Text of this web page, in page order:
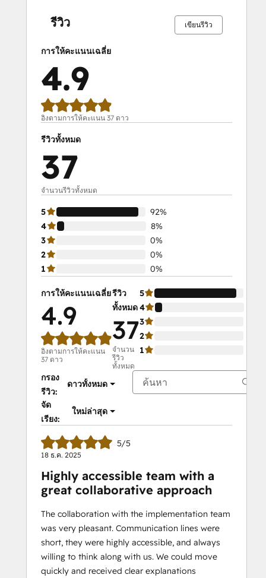
Service Hub Demo Certification
Social Media Marketing Certification
Social Media Marketing Certification II
Solutions Architecture Foundations
รีวิว เขียนรีวิว
การให้คะแนนเฉลี่ย
4.9
อิงตามการให้คะแนน 37 ดาว
รีวิวทั้งหมด
37
จำนวนรีวิวทั้งหมด
5
92%
4
8%
8%
3
0%
0%
2
0%
0%
1
0%
0%
การให้คะแนนเฉลี่ย
4.9
อิงตามการให้คะแนน
37 ดาว
รีวิว
ทั้งหมด
37
จำนวน
รีวิว
ทั้งหมด
5
92%
4
3
2
1
กรอง
รีวิว:
ดาวทั้งหมด
จัด
เรียง:
ใหม่ล่าสุด
5/5
18 ธ.ค. 2025
Highly accessible team with a
great collaborative approach
The collaboration with the implementation team
was very pleasant. Communication lines were
short, they were highly accessible, and always
willing to think along with us. We could move
quickly and received clear explanations